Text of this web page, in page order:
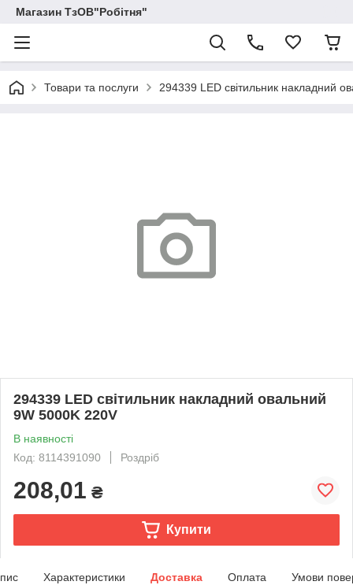
Магазин ТзОВ"Робітня"
Товари та послуги 294339 LED cвітильник накладний
294339 LED cвітильник накладний овальний
9W 5000K 220V
В наявності
Код: 8114391090
Роздріб
208,01 ₴
Купити
Характеристики Доставка Оплата Умови